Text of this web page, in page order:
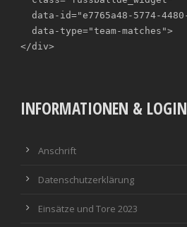
</div>
INFORMATIONEN & LOGIN
Anschrift
Datenschutzerklärung
Einsätze und Tore 2023